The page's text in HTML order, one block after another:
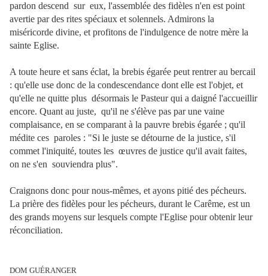
pardon descend sur eux, l'assemblée des fidèles n'en est point
avertie par des rites spéciaux et solennels. Admirons la
miséricorde divine, et profitons de l'indulgence de notre mère la
sainte Eglise.
A toute heure et sans éclat, la brebis égarée peut rentrer au bercail
: qu'elle use donc de la condescendance dont elle est l'objet, et
qu'elle ne quitte plus désormais le Pasteur qui a daigné l'accueillir
encore. Quant au juste, qu'il ne s'élève pas par une vaine
complaisance, en se comparant à la pauvre brebis égarée ; qu'il
médite ces paroles : "Si le juste se détourne de la justice, s'il
commet l'iniquité, toutes les œuvres de justice qu'il avait faites,
on ne s'en souviendra plus".
Craignons donc pour nous-mêmes, et ayons pitié des pécheurs.
La prière des fidèles pour les pécheurs, durant le Carême, est un
des grands moyens sur lesquels compte l'Eglise pour obtenir leur
réconciliation.
DOM GUÉRANGER